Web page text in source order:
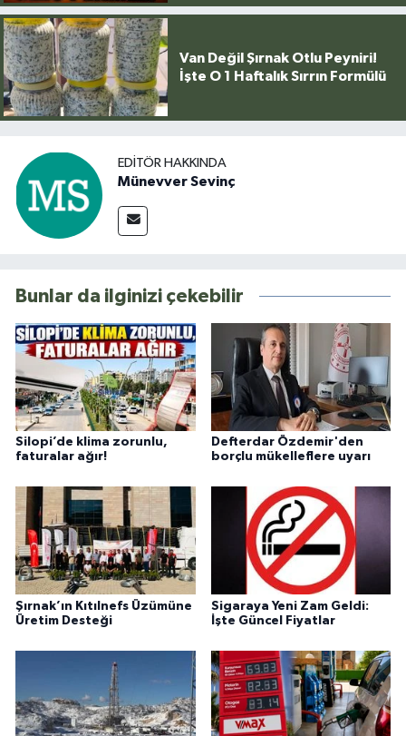
Van Değil Şırnak Otlu Peyniri!
İşte O 1 Haftalık Sırrın Formülü
EDITÖR HAKKINDA
Münevver Sevinç
Bunlar da ilginizi çekebilir
Silopi’de klima zorunlu,
faturalar ağır!
Defterdar Özdemir'den
borçlu mükelleflere uyarı
Şırnak’ın Kıtılnefs Üzümüne
Üretim Desteği
Sigaraya Yeni Zam Geldi:
İşte Güncel Fiyatlar